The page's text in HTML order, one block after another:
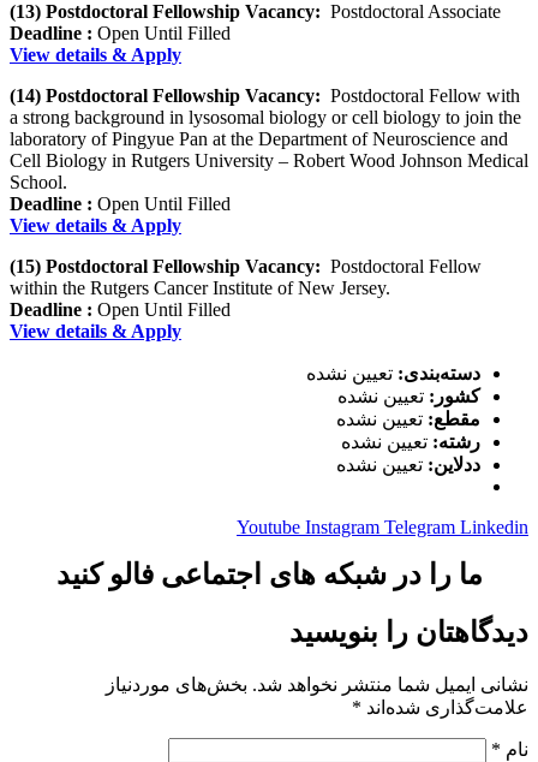
(13) Postdoctoral Fellowship Vacancy: Postdoctoral Associate
Deadline : Open Until Filled
View details & Apply
(14) Postdoctoral Fellowship Vacancy: Postdoctoral Fellow with
a strong background in lysosomal biology or cell biology to join the
laboratory of Pingyue Pan at the Department of Neuroscience and
Cell Biology in Rutgers University – Robert Wood Johnson Medical
School.
Deadline : Open Until Filled
View details & Apply
(15) Postdoctoral Fellowship Vacancy: Postdoctoral Fellow
within the Rutgers Cancer Institute of New Jersey.
Deadline : Open Until Filled
View details & Apply
دسته‌بندی: تعیین نشده
کشور: تعیین نشده
مقطع: تعیین نشده
رشته: تعیین نشده
ددلاین: تعیین نشده
Youtube Instagram Telegram Linkedin
ما را در شبکه های اجتماعی فالو کنید
دیدگاهتان را بنویسید
نشانی ایمیل شما منتشر نخواهد شد. بخش‌های موردنیاز
علامت‌گذاری شده‌اند *
نام *